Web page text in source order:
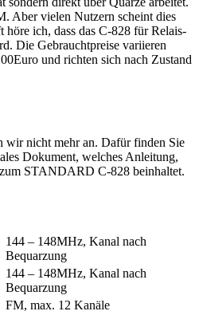
Aber vielen Nutzern scheint dies
höre ich, dass das C-828 für Relais-
Die Gebrauchtpreise variieren
und richten sich nach Zustand
wir nicht mehr an. Dafür finden Sie
Dokument, welches Anleitung,
STANDARD C-828 beinhaltet.
144 – 148MHz, Kanal nach
Bequarzung
144 – 148MHz, Kanal nach
Bequarzung
FM, max. 12 Kanäle